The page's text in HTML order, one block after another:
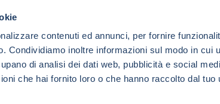
contenuti ed annunci, per fornire
Condividiamo inoltre informazioni sul modo in cui
di analisi dei dati web, pubblicità e social
che hai fornito loro o che hanno raccolto dal tuo